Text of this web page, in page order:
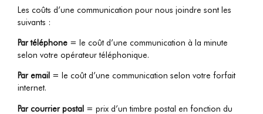
Les coûts d’une communication pour nous joindre sont les
suivants :
Par téléphone = le coût d’une communication à la minute
selon votre opérateur téléphonique.
Par email = le coût d’une communication selon votre forfait
internet.
Par courrier postal = prix d’un timbre postal en fonction du